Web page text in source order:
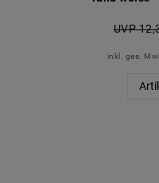
UVP
inkl. ges.